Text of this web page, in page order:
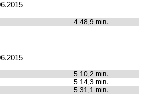
4:48,9 min.
5:10,2 min.
5:14,3 min.
5:31,1 min.